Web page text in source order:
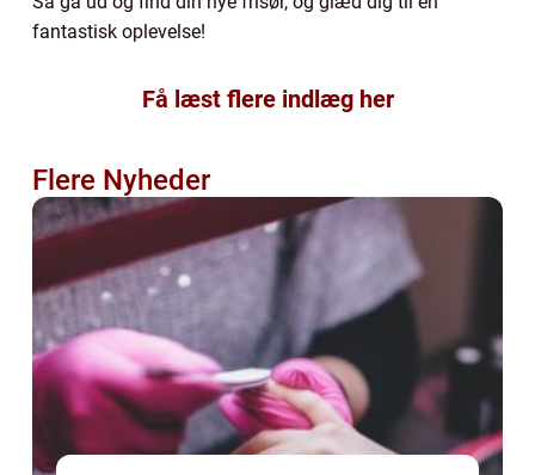
fantastisk oplevelse!
Få læst flere indlæg her
Flere Nyheder